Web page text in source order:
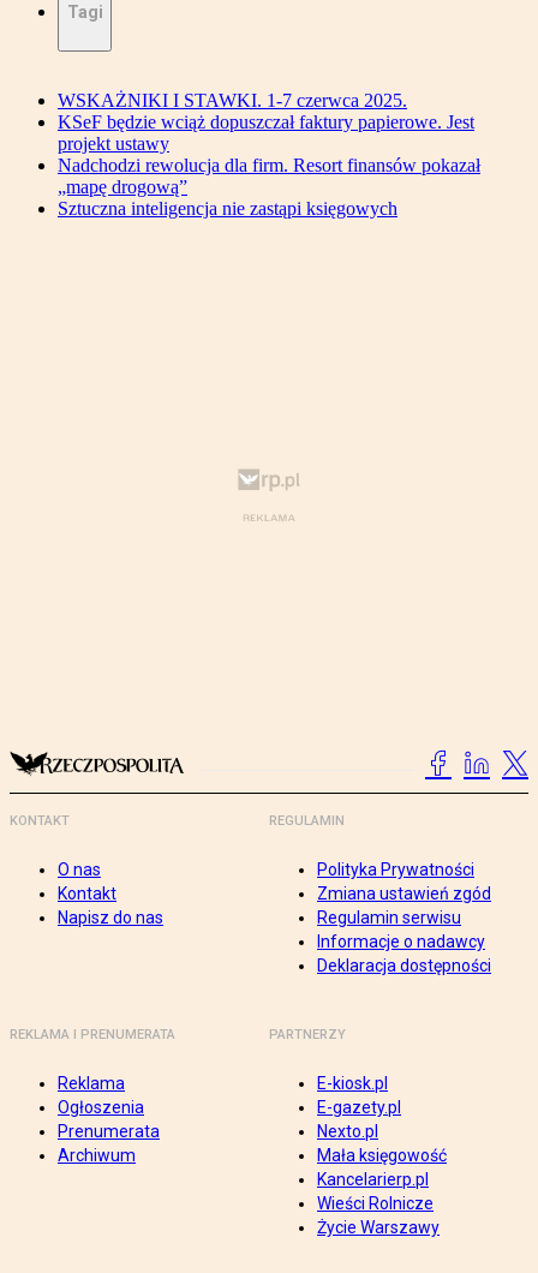
Tagi
WSKAŻNIKI I STAWKI. 1-7 czerwca 2025.
KSeF będzie wciąż dopuszczał faktury papierowe. Jest
projekt ustawy
Nadchodzi rewolucja dla firm. Resort finansów pokazał
„mapę drogową”
Sztuczna inteligencja nie zastąpi księgowych
KONTAKT
O nas
Kontakt
Napisz do nas
REGULAMIN
Polityka Prywatności
Zmiana ustawień zgód
Regulamin serwisu
Informacje o nadawcy
Deklaracja dostępności
REKLAMA I PRENUMERATA
Reklama
Ogłoszenia
Prenumerata
Archiwum
PARTNERZY
E-kiosk.pl
E-gazety.pl
Nexto.pl
Mała księgowość
Kancelarierp.pl
Wieści Rolnicze
Życie Warszawy